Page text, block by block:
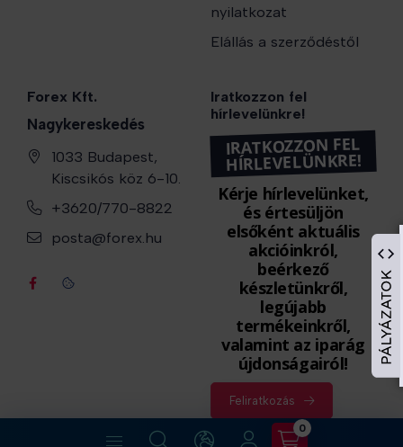
nyilatkozat
Elállás a szerződéstől
Forex Kft.
Nagykereskedés
1033 Budapest,
Kiscsikós köz 6-10.
+3620/770-8822
posta@forex.hu
Iratkozzon fel
hírlevelünkre!
IRATKOZZON FEL
HÍRLEVELÜNKRE!
Kérje hírlevelünket,
és értesüljön
elsőként aktuális
akcióinkról,
beérkező
készletünkről,
legújabb
termékeinkről,
valamint az iparág
újdonságairól!
Feliratkozás
0